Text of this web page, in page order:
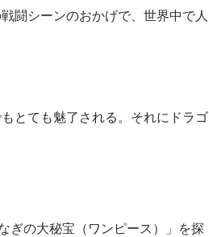
闘シーンのおかげで、世界中で人
とても魅了される。それにドラゴ
ぎの大秘宝（ワンピース）」を探